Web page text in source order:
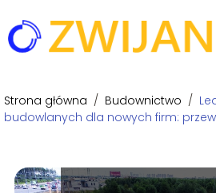
Strona główna / Budownictwo /
budowlanych dla nowych firm: